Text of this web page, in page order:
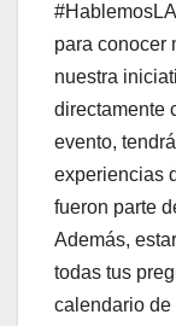
para conocer
nuestra
directamente
evento,
experiencias
fueron parte
Además,
todas tus
calendario de